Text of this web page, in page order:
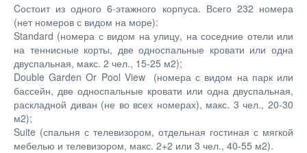
Cостоит из одного 6-этажного корпуса. Всего 232 номера
(нет номеров с видом на море):
Standard (номера с видом на улицу, на соседние отели или
на теннисные корты, две односпальные кровати или одна
двуспальная, макс. 2 чел., 15-25 м2);
Double Garden Or Pool View (номера с видом на парк или
бассейн, две односпальные кровати или одна двуспальная,
раскладной диван (не во всех номерах), макс. 3 чел., 20-30
м2);
Suite (спальня с телевизором, отдельная гостиная с мягкой
мебелью и телевизором, макс. 2+2 или 3 чел., 40-55 м2).